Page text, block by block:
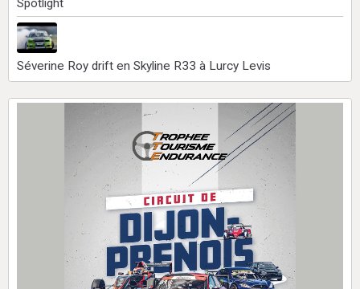
Spotlight
Séverine Roy drift en Skyline R33 à Lurcy Levis